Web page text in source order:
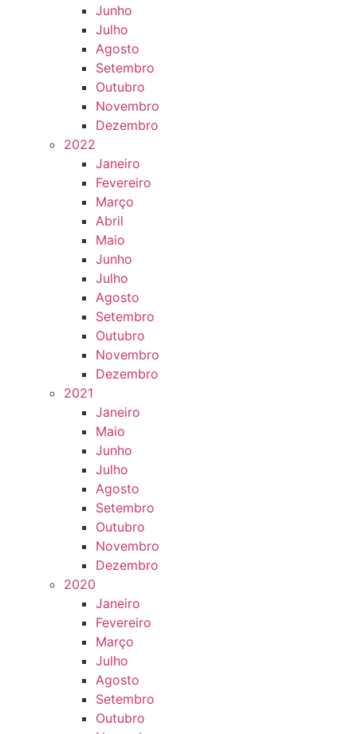
Junho
Julho
Agosto
Setembro
Outubro
Novembro
Dezembro
2022
Janeiro
Fevereiro
Março
Abril
Maio
Junho
Julho
Agosto
Setembro
Outubro
Novembro
Dezembro
2021
Janeiro
Maio
Junho
Julho
Agosto
Setembro
Outubro
Novembro
Dezembro
2020
Janeiro
Fevereiro
Março
Julho
Agosto
Setembro
Outubro